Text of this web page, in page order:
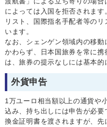
によっては入国を拒否されま
リスト、国際指名手配者等の
います。
なお、シェンゲン領域内の移
かわらず、日本国旅券を常に
は、旅券の提示なしには基本的
外貨申告
1万ユーロ相当額以上の通貨や
込み、持ち出しには申告が必要
換金証明書を渡されますが、